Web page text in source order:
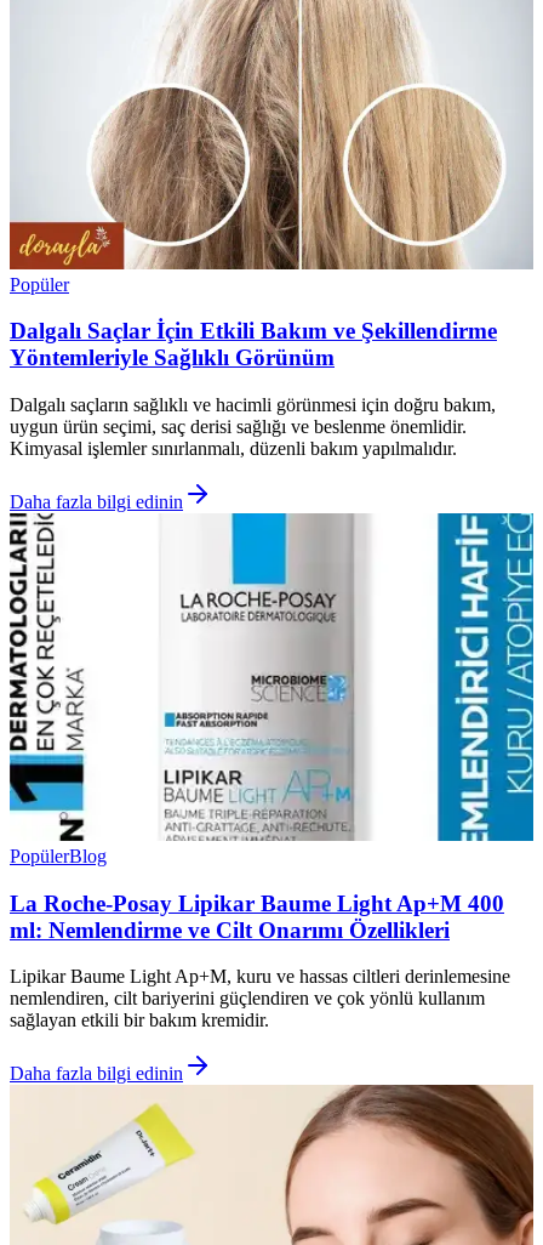
Popüler
Dalgalı Saçlar İçin Etkili Bakım ve Şekillendirme
Yöntemleriyle Sağlıklı Görünüm
Dalgalı saçların sağlıklı ve hacimli görünmesi için doğru bakım,
uygun ürün seçimi, saç derisi sağlığı ve beslenme önemlidir.
Kimyasal işlemler sınırlanmalı, düzenli bakım yapılmalıdır.
Daha fazla bilgi edinin
PopülerBlog
La Roche-Posay Lipikar Baume Light Ap+M 400
ml: Nemlendirme ve Cilt Onarımı Özellikleri
Lipikar Baume Light Ap+M, kuru ve hassas ciltleri derinlemesine
nemlendiren, cilt bariyerini güçlendiren ve çok yönlü kullanım
sağlayan etkili bir bakım kremidir.
Daha fazla bilgi edinin